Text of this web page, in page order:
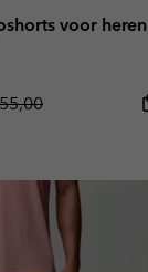
voor heren
price:
price: